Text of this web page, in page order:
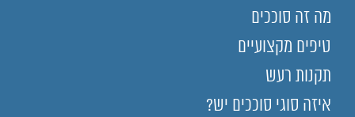
מה זה סוככים
טיפים מקצועיים
תקנות רעש
איזה סוגי סוככים יש?